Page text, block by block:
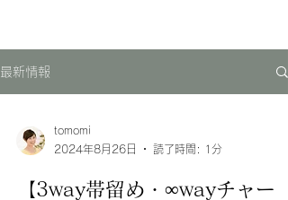
最新情報
tomomi
2024年8月26日
読了時間: 1分
【3way帯留め・∞wayチャー